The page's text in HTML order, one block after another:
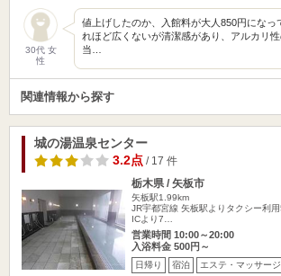
30代 女
性
値上げしたのか、入館料が大人850円になっ
れほど広くないが清潔感があり、アルカリ
当…
関連情報から探す
城の湯温泉センター
3.2点/ 17 件
栃木県 / 矢板市
矢板駅1.99km
JR宇都宮線 矢板駅よりタクシー利
ICより7…
営業時間 10:00～20:00
入浴料金 500円～
日帰り 宿泊 エステ・マッサージ